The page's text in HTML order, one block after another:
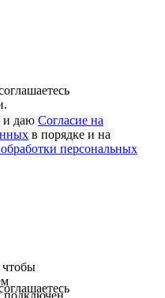
и даю Согласие на
в порядке и на
персональных
чтобы
подключен